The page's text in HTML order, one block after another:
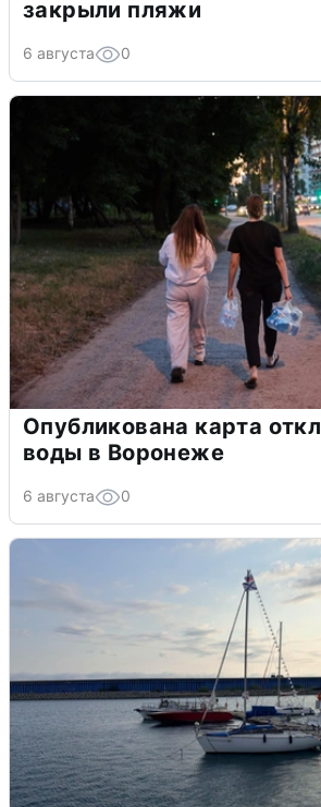
закрыли пляжи
6 августа 0
Опубликована карта
воды в Воронеже
6 августа 0